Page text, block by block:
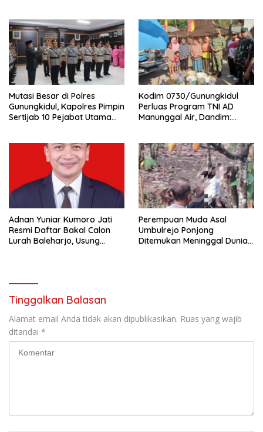
Warga
Mutasi Besar di Polres
Gunungkidul, Kapolres Pimpin
Sertijab 10 Pejabat Utama
Kodim 0730/Gunungkidul
Perluas Program TNI AD
Manunggal Air, Dandim:
Adnan Yuniar Kumoro Jati
Resmi Daftar Bakal Calon
Lurah Baleharjo, Usung
Perempuan Muda Asal
Umbulrejo Ponjong
Ditemukan Meninggal Dunia
Tinggalkan Balasan
Alamat email Anda tidak akan dipublikasikan. Ruas yang wajib
ditandai *